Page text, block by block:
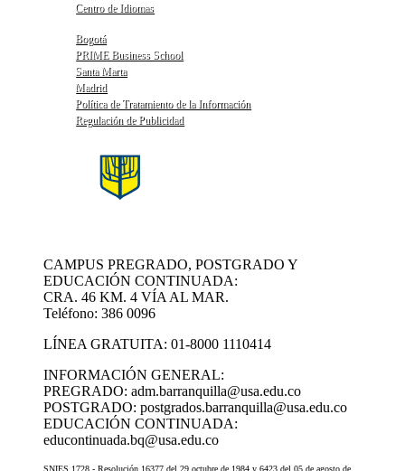
Centro de Idiomas
Bogotá
PRIME Business School
Santa Marta
Madrid
Política de Tratamiento de la Información
Regulación de Publicidad
CAMPUS PREGRADO, POSTGRADO Y
EDUCACIÓN CONTINUADA:
CRA. 46 KM. 4 VÍA AL MAR.
Teléfono: 386 0096
LÍNEA GRATUITA: 01-8000 1110414
INFORMACIÓN GENERAL:
PREGRADO: adm.barranquilla@usa.edu.co
POSTGRADO: postgrados.barranquilla@usa.edu.co
EDUCACIÓN CONTINUADA:
educontinuada.bq@usa.edu.co
SNIES 1728 - Resolución 16377 del 29 octubre de 1984 y 6423 del 05 de agosto de